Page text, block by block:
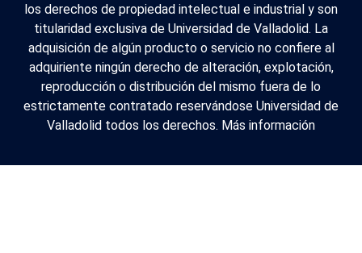
los derechos de propiedad intelectual e industrial y son
titularidad exclusiva de Universidad de Valladolid. La
adquisición de algún producto o servicio no confiere al
adquiriente ningún derecho de alteración, explotación,
reproducción o distribución del mismo fuera de lo
estrictamente contratado reservándose Universidad de
Valladolid todos los derechos. Más información